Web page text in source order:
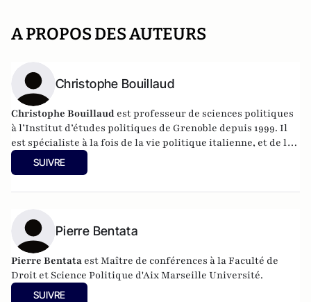
A PROPOS DES AUTEURS
Christophe Bouillaud
Christophe Bouillaud est professeur de sciences politiques
à l’Institut d’études politiques de Grenoble depuis 1999. Il
est spécialiste à la fois de la vie politique italienne, et de la
vie politique européenne, en particulier sous l’angle des
partis.
SUIVRE
Pierre Bentata
Pierre Bentata est Maître de conférences à la Faculté de
Droit et Science Politique d'Aix Marseille Université.
SUIVRE